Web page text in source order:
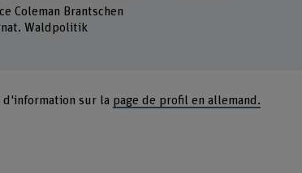
Coleman Brantschen
Waldpolitik
sur la page de profil en allemand.